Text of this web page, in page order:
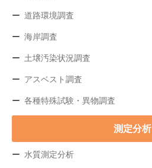
道路環境調査
海岸調査
土壌汚染状況調査
アスベスト調査
各種特殊試験・異物調査
測定分析
水質測定分析